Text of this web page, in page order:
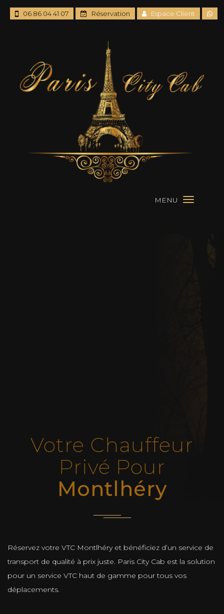
MENU
06 86 04 41 07 Réservation Espace Client
Votre Chauffeur
Privé Pour
Montlhéry
Réservez votre VTC Montlhéry et bénéficiez d’un service de
transport de qualité à prix juste. Paris City Cab est la solution
pour un service VTC haut de gamme pour tous vos
déplacements.